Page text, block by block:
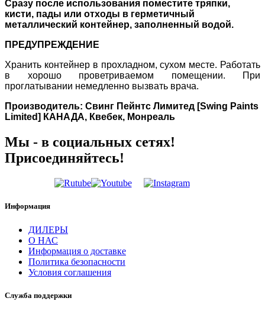
Сразу после использования поместите тряпки,
кисти, пады или отходы в герметичный
металлический контейнер, заполненный водой.
П РЕДУПРЕЖДЕНИЕ
Хранить контейнер в прохладном, сухом месте. Работать
в хорошо проветриваемом помещении. При
проглатывании немедленно вызвать врача.
Производитель: Свинг Пейнтс Лимитед [Swing Paints
Limited] КАНАДА, Квебек, Монреаль
Мы - в социальных сетях!
Присоединяйтесь!
Информация
ДИЛЕРЫ
О НАС
Информация о доставке
Политика безопасности
Условия соглашения
Служба поддержки